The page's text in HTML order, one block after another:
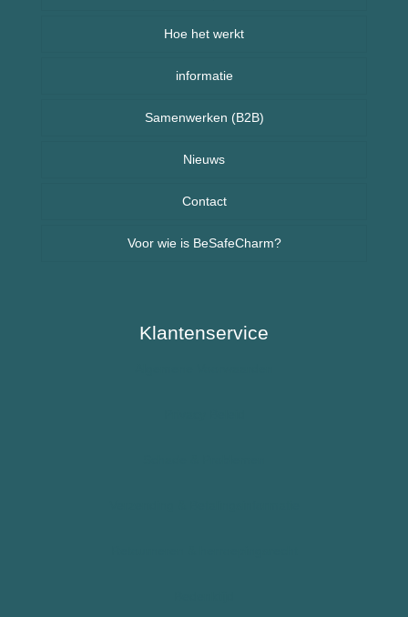
Armbanden
Kettingen
Kinderen
Sport sieraden
Hoe het werkt
informatie
Veelgestelde vragen (FAQ) – BeSafeCharm
Retourneren & herroepingsrecht
Samenwerken (B2B)
Nieuws
Nieuws uit Nederland
Nieuws uit Spanje
Contact
Voor wie is BeSafeCharm?
Diabetes / Suikerziekte
Klantenservice